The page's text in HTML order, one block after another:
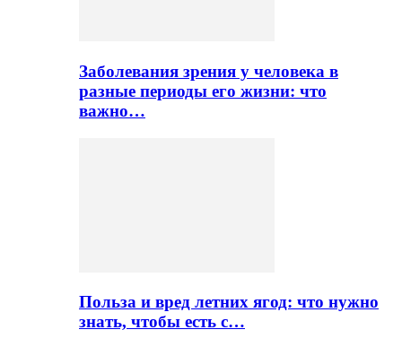
Заболевания зрения у человека в
разные периоды его жизни: что
важно…
Польза и вред летних ягод: что нужно
знать, чтобы есть с…